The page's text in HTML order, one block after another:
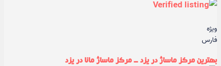
ویژه
فارس
بهترین مرکز ماساژ در یزد - مرکز ماساژ مانا در یزد